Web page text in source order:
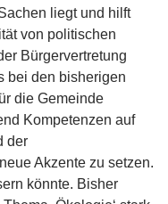
liegt und hilft
von politischen
Bürgervertretung
bei den bisherigen
die Gemeinde
Kompetenzen auf
der
Akzente zu setzen.
könnte. Bisher